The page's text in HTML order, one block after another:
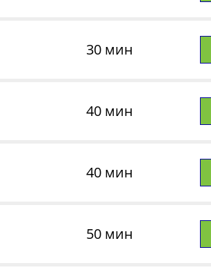
30 мин
40 мин
40 мин
50 мин